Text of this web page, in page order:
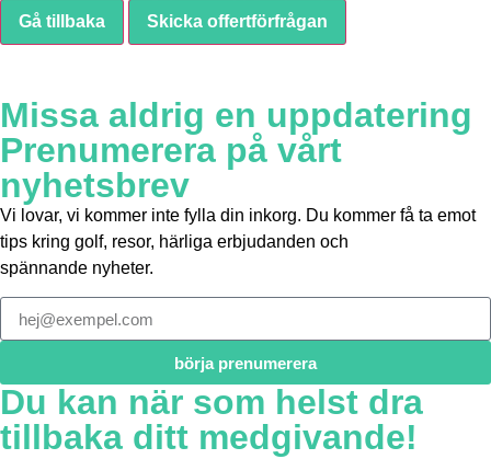
Gå tillbaka
Skicka offertförfrågan
Missa aldrig en uppdatering
Prenumerera på vårt
nyhetsbrev
Vi lovar, vi kommer inte fylla din inkorg. Du kommer få ta emot
tips kring golf, resor, härliga erbjudanden och
spännande nyheter.
börja prenumerera
Du kan när som helst dra
tillbaka ditt medgivande!